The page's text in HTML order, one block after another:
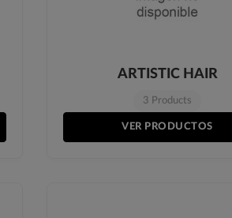
ARTISTIC HAIR
3 Products
VER PRODUCTOS